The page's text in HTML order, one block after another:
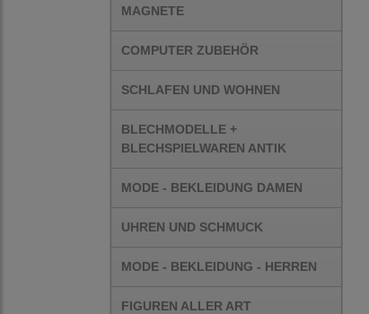
MAGNETE
COMPUTER ZUBEHÖR
SCHLAFEN UND WOHNEN
BLECHMODELLE +
BLECHSPIELWAREN ANTIK
MODE - BEKLEIDUNG DAMEN
UHREN UND SCHMUCK
MODE - BEKLEIDUNG - HERREN
FIGUREN ALLER ART